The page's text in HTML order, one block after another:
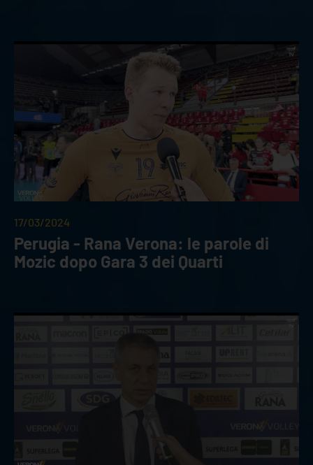
17/03/2024
Perugia - Rana Verona: le parole di
Mozic dopo Gara 3 dei Quarti